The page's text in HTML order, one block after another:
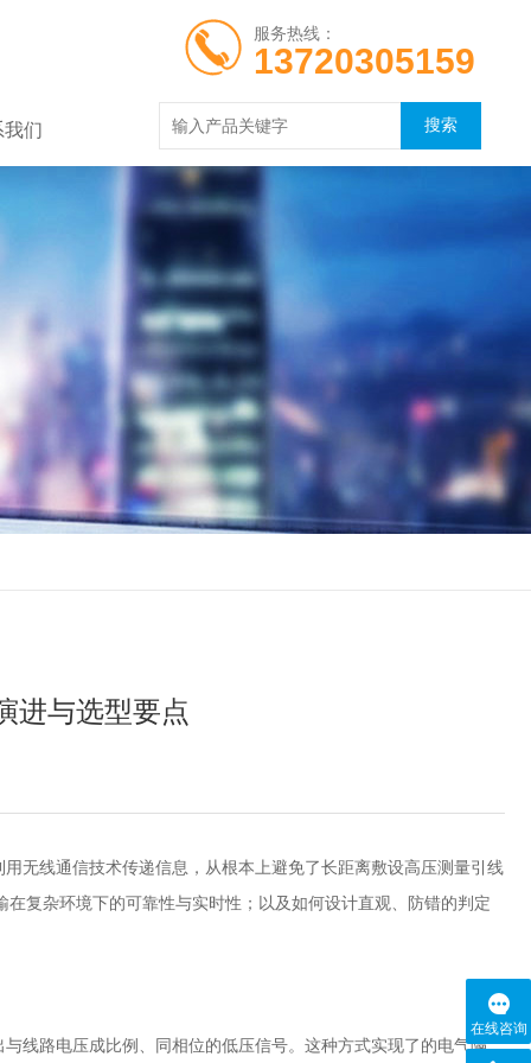
服务热线：
13720305159
我们
进与选型要点
无线通信技术传递信息，从根本上避免了长距离敷设高压测量引线
复杂环境下的可靠性与实时性；以及如何设计直观、防错的判定
线路电压成比例、同相位的低压信号。这种方式实现了的电气隔
在线咨询